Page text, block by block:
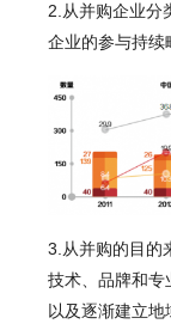
2.从并购企业分
企业的参与持续
3.从并购的目的
技术、品牌和专
以及逐渐建立